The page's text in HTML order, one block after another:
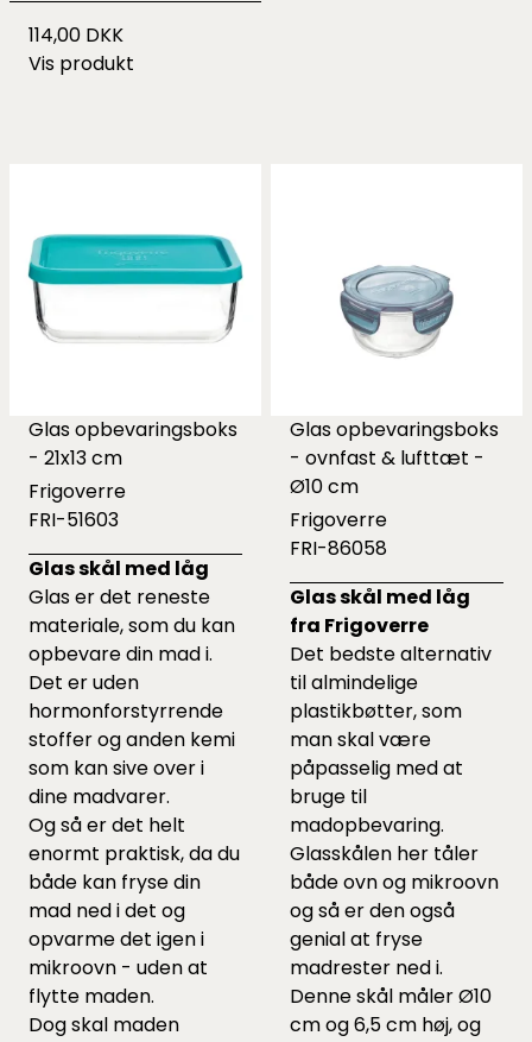
114,00 DKK
Vis produkt
Glas opbevaringsboks
- 21x13 cm
Frigoverre
FRI-51603
Glas skål med låg
Glas er det reneste
materiale, som du kan
opbevare din mad i.
Det er uden
hormonforstyrrende
stoffer og anden kemi
som kan sive over i
dine madvarer.
Og så er det helt
enormt praktisk, da du
både kan fryse din
mad ned i det og
opvarme det igen i
mikroovn - uden at
flytte maden.
Dog skal maden
Glas opbevaringsboks
- ovnfast & lufttæt -
Ø10 cm
Frigoverre
FRI-86058
Glas skål med låg
fra Frigoverre
Det bedste alternativ
til almindelige
plastikbøtter, som
man skal være
påpasselig med at
bruge til
madopbevaring.
Glasskålen her tåler
både ovn og mikroovn
og så er den også
genial at fryse
madrester ned i.
Denne skål måler Ø10
cm og 6,5 cm høj, og